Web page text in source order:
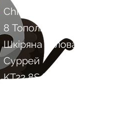
Chilli Project Artisan Foods
8 Тополина дорога
Шкіряна голова
Суррей
KT22 8SJ